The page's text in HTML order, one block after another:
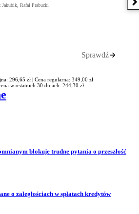
Jakubik, Rafał Prabucki
Sprawdź
296,65 zł | Cena regularna: 349,00 zł
w ostatnich 30 dniach: 244,30 zł
blokuje trudne pytania o przeszłość
o zaległościach w spłatach kredytów